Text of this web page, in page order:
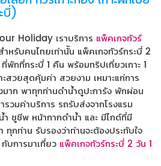
บี่)
Holiday เราบริการ แพ็คเกจทัวร์
ำหรับคนไทยเท่านััน แพ็คเกจทัวร์กระบี่ 2
กที่กระบี่ 1 คืน พร้อมทริปเที่ยวเกาะ 1
สวยสุดคุ้มค่า สวยงาม เหมาะแก่การ
าก พาทุกท่านดำน้ำดูปะการัง พักผ่อน
รวมค่าบริการ รถรับส่งจากโรงแรม
ชูชีพ หน้ากากดำน้ำ และ มีไกด์ที่มี
กท่าน รับรองว่าท่านจะต้องประทับใจ
บการมาเที่ยว แพ็คเกจทัวร์กระบี่ 2 วัน 1